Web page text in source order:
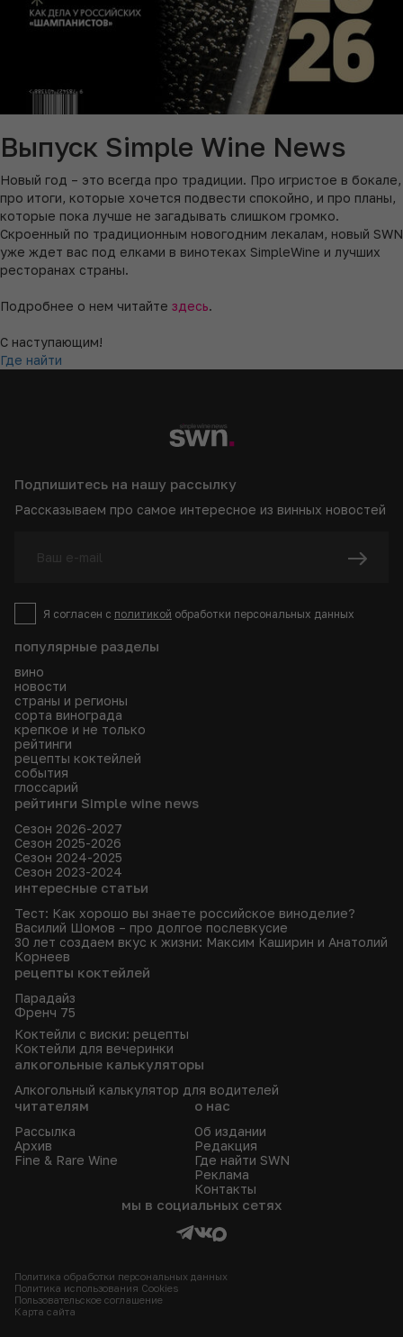
Выпуск Simple Wine News
Новый год – это всегда про традиции. Про игристое в бокале,
про итоги, которые хочется подвести спокойно, и про планы,
которые пока лучше не загадывать слишком громко.
Скроенный по традиционным новогодним лекалам, новый SWN
уже ждет вас под елками в винотеках SimpleWine и лучших
ресторанах страны.
Подробнее о нем читайте здесь.
С наступающим!
Где найти
популярные разделы
вино
новости
страны и регионы
сорта винограда
крепкое и не только
рейтинги
рецепты коктейлей
события
глоссарий
рейтинги Simple wine news
Сезон 2026-2027
Сезон 2025-2026
Сезон 2024-2025
Сезон 2023-2024
интересные статьи
Тест: Как хорошо вы знаете российское виноделие?
Василий Шомов – про долгое послевкусие
30 лет создаем вкус к жизни: Максим Каширин и Анатолий
Корнеев
рецепты коктейлей
Парадайз
Френч 75
Коктейли с виски: рецепты
Коктейли для вечеринки
алкогольные калькуляторы
Алкогольный калькулятор для водителей
читателям
Рассылка
Архив
Fine & Rare Wine
о нас
Об издании
Редакция
Где найти SWN
Реклама
Контакты
Подпишитесь на нашу рассылку
Рассказываем про самое интересное из винных новостей
Я согласен с политикой обработки персональных данных
мы в социальных сетях
Политика обработки персональных данных
Политика использования Сookies
Пользовательское соглашение
Карта сайта